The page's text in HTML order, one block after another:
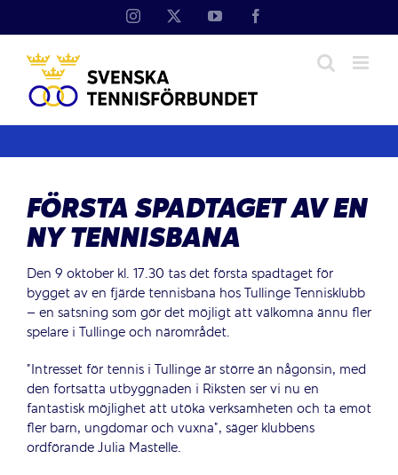
Instagram YouTube
FÖRSTA SPADTAGET AV EN
NY TENNISBANA
Den 9 oktober kl. 17.30 tas det första spadtaget för
bygget av en fjärde tennisbana hos Tullinge Tennisklubb
– en satsning som gör det möjligt att välkomna ännu fler
spelare i Tullinge och närområdet.
”Intresset för tennis i Tullinge är större än någonsin, med
den fortsatta utbyggnaden i Riksten ser vi nu en
fantastisk möjlighet att utöka verksamheten och ta emot
fler barn, ungdomar och vuxna”, säger klubbens
ordförande Julia Mastelle.